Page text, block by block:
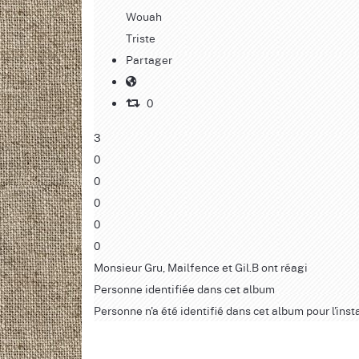
Wouah
Triste
Partager
0
3
0
0
0
0
0
Monsieur Gru, Mailfence et Gil.B ont réagi
Personne identifiée dans cet album
Personne n'a été identifié dans cet album pour